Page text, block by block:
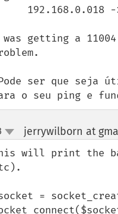
getting a
ser que seja
o seu ping e
down
jerrywilborn at
will print the
=